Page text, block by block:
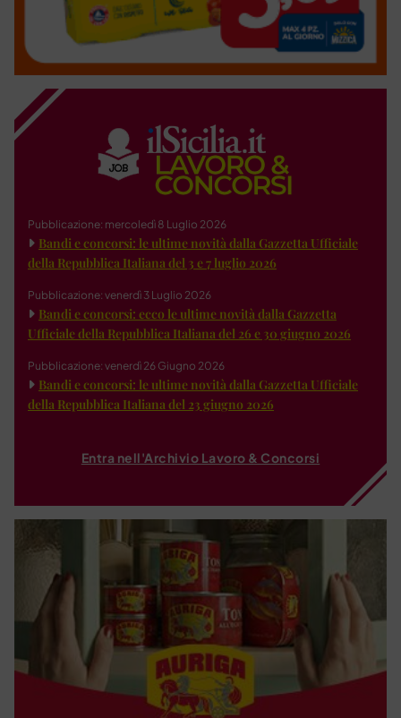
Pubblicazione: mercoledì 8 Luglio 2026
Bandi e concorsi: le ultime novità dalla Gazzetta Ufficiale
della Repubblica Italiana del 3 e 7 luglio 2026
Pubblicazione: venerdì 3 Luglio 2026
Bandi e concorsi: ecco le ultime novità dalla Gazzetta
Ufficiale della Repubblica Italiana del 26 e 30 giugno 2026
Pubblicazione: venerdì 26 Giugno 2026
Bandi e concorsi: le ultime novità dalla Gazzetta Ufficiale
della Repubblica Italiana del 23 giugno 2026
Entra nell'Archivio Lavoro & Concorsi